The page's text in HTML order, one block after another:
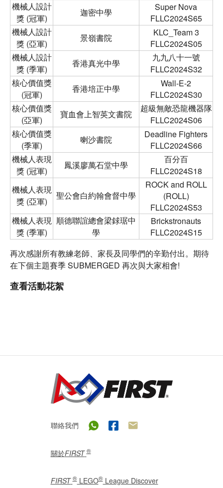
機械人設計
獎 (冠軍)
迦密中學
Super Nova
FLLC2024S65
機械人設計
獎 (亞軍)
景嶺書院
KLC_Team 3
FLLC2024S05
機械人設計
獎 (季軍)
香港真光中學
九九八十一號
FLLC2024S32
核心價值獎
(冠軍)
香港培正中學
Wall-E-2
FLLC2024S30
核心價值獎
(亞軍)
寶血會上智英文書院
超級無敵恐龍機器隊
FLLC2024S06
核心價值獎
(季軍)
喇沙書院
Deadline Fighters
FLLC2024S66
機械人表現
獎 (冠軍)
鳳溪廖萬石堂中學
百分百
FLLC2024S18
機械人表現
獎 (亞軍)
聖公會白約翰會督中學
ROCK and ROLL
(ROLL)
FLLC2024S53
機械人表現
獎 (季軍)
順德聯誼總會梁銶琚中
學
Brickstronauts
FLLC2024S15
再次感謝所有教練老師、家長及同學們的辛勤付出。期待
在下個主題賽季 SUBMERGED 再次與大家相會!
查看活動花絮
聯絡我們
關於FIRST ®
FIRST ®LEGO®League Discover